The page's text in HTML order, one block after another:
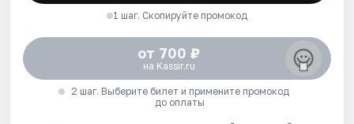
1 шаг. Скопируйте промокод
от 700 ₽
на Kassir.ru
2 шаг. Выберите билет и примените промокод
до оплаты